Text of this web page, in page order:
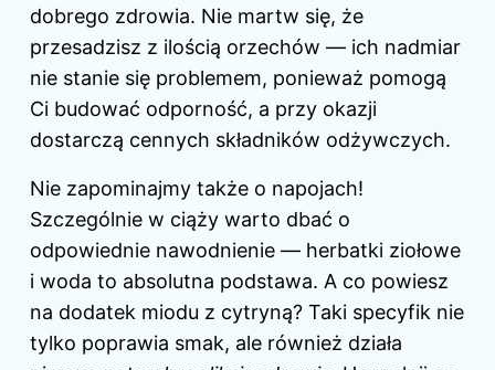
dobrego zdrowia. Nie martw się, że
przesadzisz z ilością orzechów — ich nadmiar
nie stanie się problemem, ponieważ pomogą
Ci budować odporność, a przy okazji
dostarczą cennych składników odżywczych.
Nie zapominajmy także o napojach!
Szczególnie w ciąży warto dbać o
odpowiednie nawodnienie — herbatki ziołowe
i woda to absolutna podstawa. A co powiesz
na dodatek miodu z cytryną? Taki specyfik nie
tylko poprawia smak, ale również działa